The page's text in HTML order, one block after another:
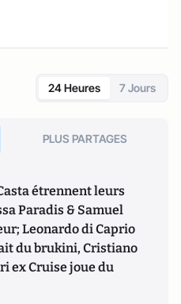
24 Heures 7 Jours
PLUS PARTAGES
étrennent leurs
Paradis & Samuel
Leonardo di Caprio
du brukini, Cristiano
ex Cruise joue du